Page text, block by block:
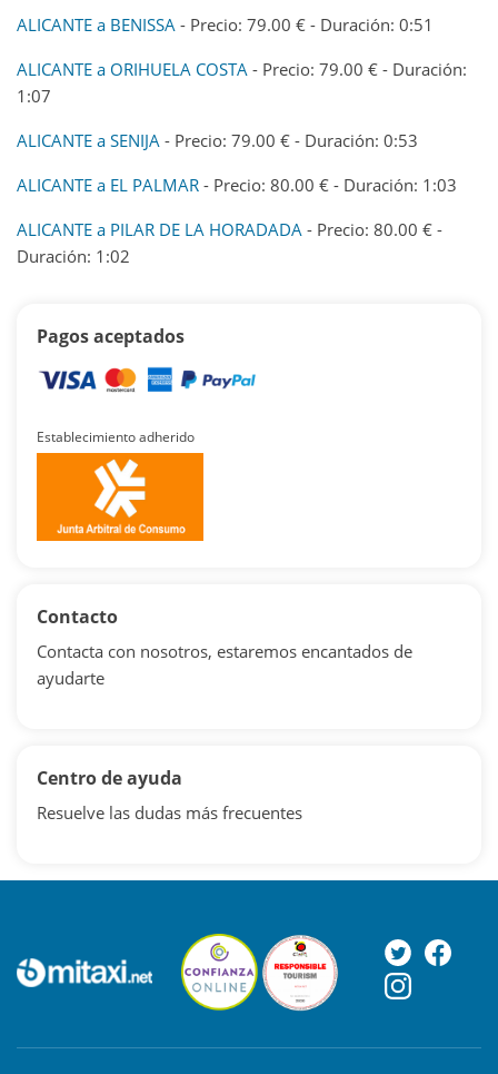
ALICANTE a BENISSA - Precio: 79.00 € - Duración: 0:51
ALICANTE a ORIHUELA COSTA - Precio: 79.00 € - Duración:
1:07
ALICANTE a SENIJA - Precio: 79.00 € - Duración: 0:53
ALICANTE a EL PALMAR - Precio: 80.00 € - Duración: 1:03
ALICANTE a PILAR DE LA HORADADA - Precio: 80.00 € -
Duración: 1:02
Pagos aceptados
Establecimiento adherido
Contacto
Contacta con nosotros, estaremos encantados de
ayudarte
Centro de ayuda
Resuelve las dudas más frecuentes